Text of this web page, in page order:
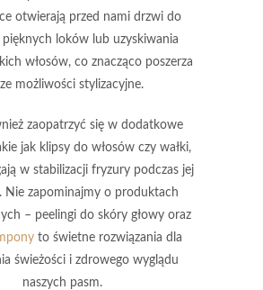
otwierają przed nami drzwi do
loków lub uzyskiwania
włosów, co znacząco poszerza
możliwości stylizacyjne.
zaopatrzyć się w dodatkowe
jak klipsy do włosówczy wałki,
w stabilizacji fryzury podczas jej
Nie zapominajmy o produktach
– peelingi do skóry głowyoraz
to świetne rozwiązania dla
świeżości i zdrowego wyglądu
naszych pasm.